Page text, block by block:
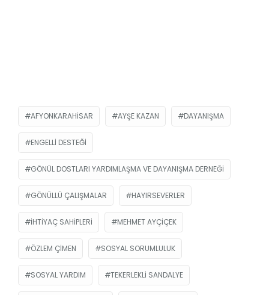
AFYONKARAHISAR AYŞE KAZAN DAYANIŞMA
ENGELLI DESTEĞI
GÖNÜL DOSTLARI YARDIMLAŞMA VE DAYANIŞMA DERNEĞI
GÖNÜLLÜ ÇALIŞMALAR HAYIRSEVERLER
IHTIYAÇ SAHIPLERI MEHMET AYÇIÇEK
ÖZLEM ÇIMEN SOSYAL SORUMLULUK
SOSYAL YARDIM TEKERLEKLI SANDALYE